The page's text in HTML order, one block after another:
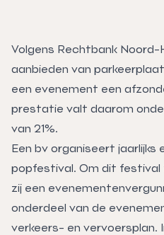
Volgens Rechtbank
aanbieden van
een evenement een
prestatie valt daarom
van 21%.
Een bv organiseert jaarlijks
popfestival. Om dit
zij een
onderdeel van de
verkeers- en vervoersplan.